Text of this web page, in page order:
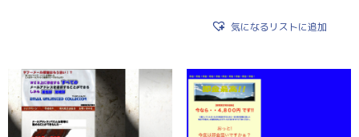
気になるリストに追加